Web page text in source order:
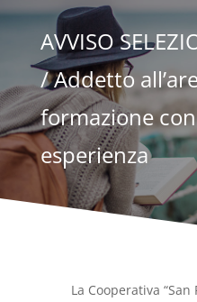
AVVISO
/ Addetto
formazione
esperienza
La Cooperativa “San